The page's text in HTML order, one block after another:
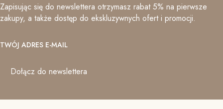
Zapisując się do newslettera otrzymasz rabat 5% na pierwsze
zakupy, a także dostęp do ekskluzywnych ofert i promocji.
TWÓJ ADRES E-MAIL
Dołącz do newslettera